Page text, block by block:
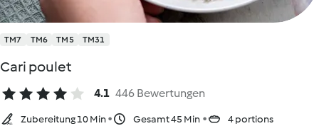
TM7 TM6 TM5 TM31
Cari poulet
4.1 446 Bewertungen
Zubereitung 10 Min Gesamt 45 Min 4 portions